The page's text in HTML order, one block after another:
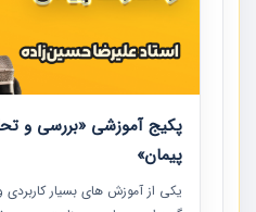
پکیج آموزشی «بررسی و
پیمان»
یکی از آموزش‏‏‏‏‏‏ های بسیار